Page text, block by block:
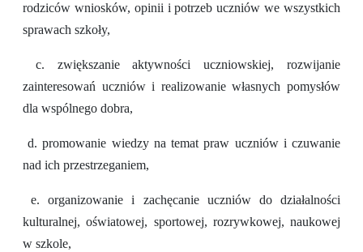
rodziców wniosków, opinii i potrzeb uczniów we wszystkich
sprawach szkoły,
c. zwiększanie aktywności uczniowskiej, rozwijanie
zainteresowań uczniów i realizowanie własnych pomysłów
dla wspólnego dobra,
d. promowanie wiedzy na temat praw uczniów i czuwanie
nad ich przestrzeganiem,
e. organizowanie i zachęcanie uczniów do działalności
kulturalnej, oświatowej, sportowej, rozrywkowej, naukowej
w szkole,